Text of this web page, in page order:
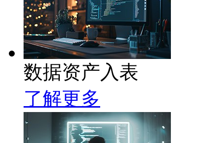
数据资产入表
了解更多